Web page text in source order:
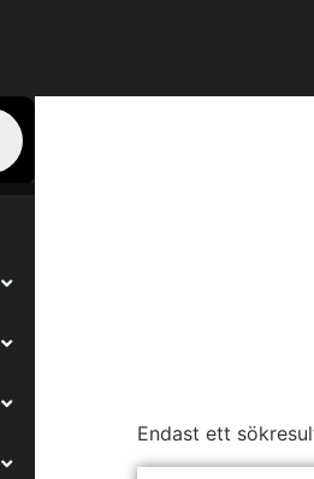
Endast ett